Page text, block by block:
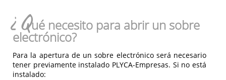
¿Qué necesito para abrir un sobre
electrónico?
Para la apertura de un sobre electrónico será necesario
tener previamente instalado PLYCA-Empresas. Si no está
instalado: